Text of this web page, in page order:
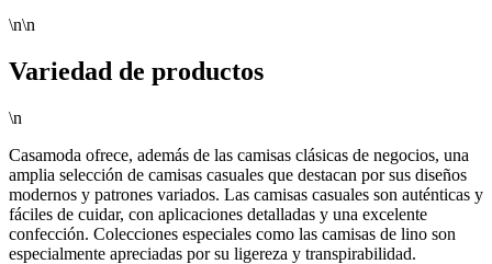
\n\n
Variedad de productos
\n
Casamoda ofrece, además de las camisas clásicas de negocios, una
amplia selección de camisas casuales que destacan por sus diseños
modernos y patrones variados. Las camisas casuales son auténticas y
fáciles de cuidar, con aplicaciones detalladas y una excelente
confección. Colecciones especiales como las camisas de lino son
especialmente apreciadas por su ligereza y transpirabilidad.